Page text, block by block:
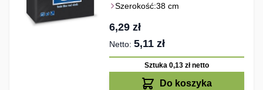
Szerokość:38 cm
6,29 zł
5,11 zł
Sztuka 0,13 złnetto
Do koszyka